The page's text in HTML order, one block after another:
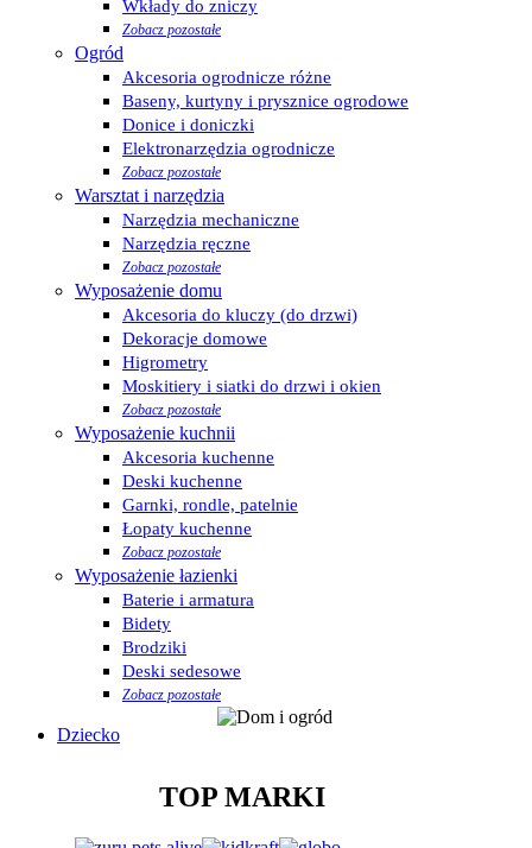
Wkłady do zniczy
Zobacz pozostałe
Ogród
Akcesoria ogrodnicze różne
Baseny, kurtyny i prysznice ogrodowe
Donice i doniczki
Elektronarzędzia ogrodnicze
Zobacz pozostałe
Warsztat i narzędzia
Narzędzia mechaniczne
Narzędzia ręczne
Zobacz pozostałe
Wyposażenie domu
Akcesoria do kluczy (do drzwi)
Dekoracje domowe
Higrometry
Moskitiery i siatki do drzwi i okien
Zobacz pozostałe
Wyposażenie kuchnii
Akcesoria kuchenne
Deski kuchenne
Garnki, rondle, patelnie
Łopaty kuchenne
Zobacz pozostałe
Wyposażenie łazienki
Baterie i armatura
Bidety
Brodziki
Deski sedesowe
Zobacz pozostałe
Dziecko
TOP MARKI